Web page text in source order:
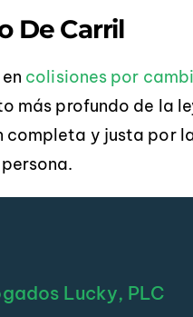
De Carril
colisiones por
más profundo de la
completa y justa por
Lucky, PLC